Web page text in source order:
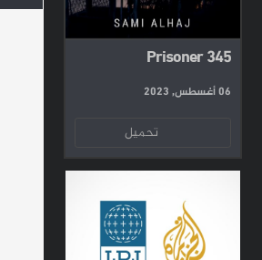
Prisoner 345
06 أغسطس, 2023
تحميل